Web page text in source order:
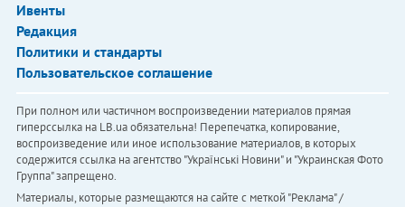
Ивенты
Редакция
Политики и стандарты
Пользовательское соглашение
При полном или частичном воспроизведении материалов прямая
гиперссылка на LB.ua обязательна! Перепечатка, копирование,
воспроизведение или иное использование материалов, в которых
содержится ссылка на агентство "Українськi Новини" и "Украинская Фото
Группа" запрещено.
Материалы, которые размещаются на сайте с меткой "Реклама" /